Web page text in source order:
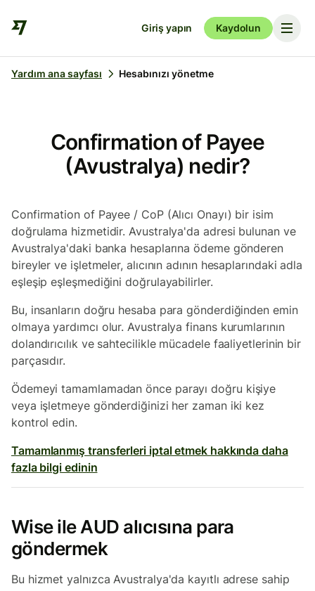
Giriş yapın Kaydolun
Yardım ana sayfası Hesabınızı yönetme
Confirmation of Payee
(Avustralya) nedir?
Confirmation of Payee / CoP (Alıcı Onayı) bir isim
doğrulama hizmetidir. Avustralya'da adresi bulunan ve
Avustralya'daki banka hesaplarına ödeme gönderen
bireyler ve işletmeler, alıcının adının hesaplarındaki adla
eşleşip eşleşmediğini doğrulayabilirler.
Bu, insanların doğru hesaba para gönderdiğinden emin
olmaya yardımcı olur. Avustralya finans kurumlarının
dolandırıcılık ve sahtecilikle mücadele faaliyetlerinin bir
parçasıdır.
Ödemeyi tamamlamadan önce parayı doğru kişiye
veya işletmeye gönderdiğinizi her zaman iki kez
kontrol edin.
Tamamlanmış transferleri iptal etmek hakkında daha
fazla bilgi edinin
Wise ile AUD alıcısına para
göndermek
Bu hizmet yalnızca Avustralya'da kayıtlı adrese sahip